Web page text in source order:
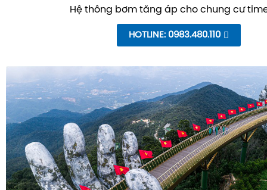
Hệ thông bơm tăng áp cho chung cư
HOTLINE: 0983.480.110